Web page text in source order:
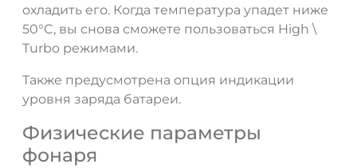
охладить его. Когда температура упадет ниже
50°C, вы снова сможете пользоваться High \
Turbo режимами.
Также предусмотрена опция индикации
уровня заряда батареи.
Физические параметры
фонаря